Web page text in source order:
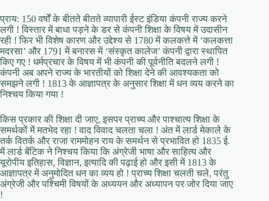
प्राय: 150 वर्षों के बीतते बीतते व्यापारी ईस्ट इंडिया कंपनी राज्य करने
लगी ! विस्तार में बाधा पड़ने के डर से कंपनी शिक्षा के विषय में उदासीन
रही ! फिर भी विशेष कारण और उद्देश्य से 1780 में कलकत्ते में ‘कलकत्ता
मदरसा’ और 1791 में बनारस में ‘संस्कृत कालेज’ कंपनी द्वारा स्थापित
किए गए ! धर्मप्रचार के विषय में भी कंपनी की पूर्वनीति बदलने लगी !
कंपनी अब अपने राज्य के भारतीयों को शिक्षा देने की आवश्यकता को
समझने लगी ! 1813 के आज्ञापत्र के अनुसार शिक्षा में धन व्यय करने का
निश्चय किया गया !
किस प्रकार की शिक्षा दी जाए, इसपर प्राच्य और पाश्चात्य शिक्षा के
समर्थकों में मतभेद रहा ! वाद विवाद चलता चला ! अंत में लार्ड मेकाले के
तर्क वितर्क और राजा राममोहन राय के समर्थन से प्रभावित हो 1835 ई.
में लार्ड बेंटिक ने निश्चय किया कि अंग्रेजी भाषा और साहित्य और
यूरोपीय इतिहास, विज्ञान, इत्यादि की पढ़ाई हो और इसी में 1813 के
आज्ञापत्र में अनुमोदित धन का व्यय हो ! प्राच्य शिक्षा चलती चले, परंतु
अंग्रेजी और पश्चिमी विषयों के अध्ययन और अध्यापन पर जोर दिया जाए
!